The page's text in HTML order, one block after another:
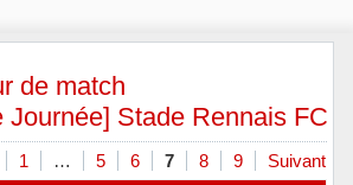
de match
Journée] Stade Rennais FC -
1 … 5 6 7 8 9 Suivant